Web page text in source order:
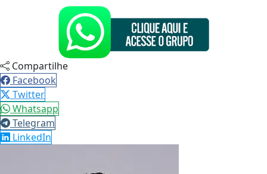
Compartilhe
Facebook
Twitter
Whatsapp
Telegram
LinkedIn